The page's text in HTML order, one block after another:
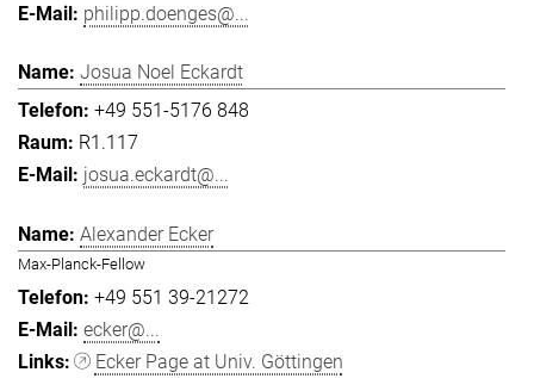
philipp.doenges@...
Josua Noel Eckardt
+49 551-5176 848
R1.117
josua.eckardt@...
Alexander Ecker
Max-Planck-Fellow
+49 551 39-21272
ecker@...
Ecker Page at Univ. Göttingen